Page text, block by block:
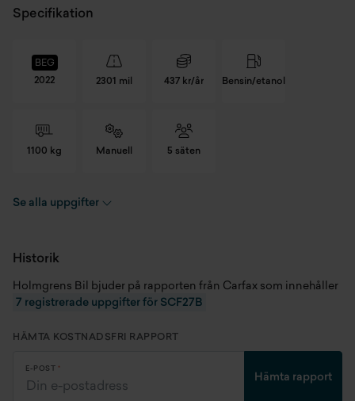
Specifikation
BEG
2022
2301 mil 437 kr/år Bensin/etanol
1100 kg Manuell 5 säten
Chassinummer
Skick Begagnad
Se alla uppgifter
Historik
Holmgrens Bil bjuder på rapporten från Carfax som innehåller
7 registrerade uppgifter för SCF27B
HÄMTA KOSTNADSFRI RAPPORT
E-POST
Hämta rapport